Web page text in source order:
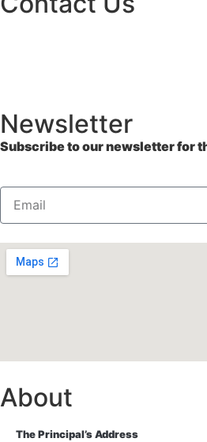
Newsletter
Subscribe to our newsletter for
About
The Principal’s Address